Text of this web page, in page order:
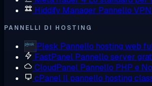
Hiddify Manager Pannello
PANNELLI DI HOSTING
Plesk Pannello hosting web
FastPanel Pannello server
CloudPanel Pannello PHP e
cPanel Il pannello hosting